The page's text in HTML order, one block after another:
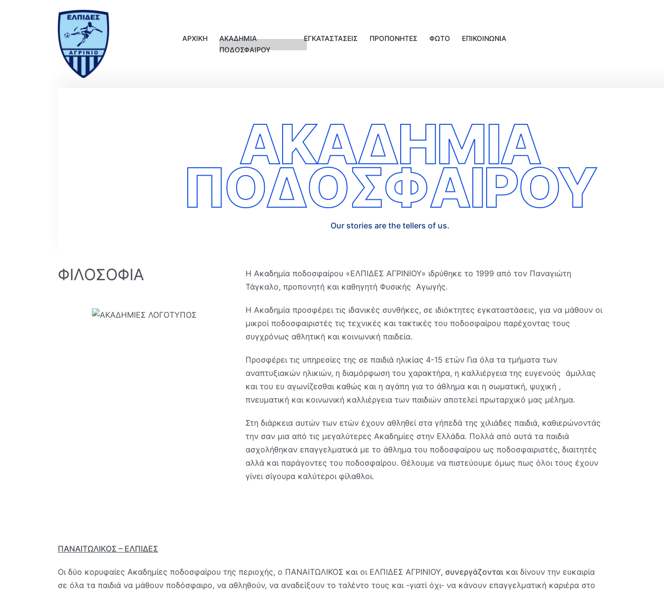
ΑΡΧΙΚΗ
ΑΚΑΔΗΜΙΑ
ΠΟΔΟΣΦΑΙΡΟΥ
ΕΓΚΑΤΑΣΤΑΣΕΙΣ ΠΡΟΠΟΝΗΤΕΣ ΦΩΤΟ ΕΠΙΚΟΙΝΩΝΙΑ
ΑΚΑΔΗΜΙΑ
ΠΟΔΟΣΦΑΙΡΟΥ
Our stories are the tellers of us.
ΦΙΛΟΣΟΦΙΑ
Η Ακαδημία ποδοσφαίρου «ΕΛΠΙΔΕΣ ΑΓΡΙΝΙΟΥ» ιδρύθηκε το 1999 από τον Παναγιώτη
Τάγκαλο, προπονητή και καθηγητή Φυσικής Αγωγής.
Η Ακαδημία προσφέρει τις ιδανικές συνθήκες, σε ιδιόκτητες εγκαταστάσεις, για να μάθουν οι
μικροί ποδοσφαιριστές τις τεχνικές και τακτικές του ποδοσφαίρου παρέχοντας τους
συγχρόνως αθλητική και κοινωνική παιδεία.
Προσφέρει τις υπηρεσίες της σε παιδιά ηλικίας 4-15 ετών Για όλα τα τμήματα των
αναπτυξιακών ηλικιών, η διαμόρφωση του χαρακτήρα, η καλλιέργεια της ευγενούς άμιλλας
και του ευ αγωνίζεσθαι καθώς και η αγάπη για το άθλημα και η σωματική, ψυχική ,
πνευματική και κοινωνική καλλιέργεια των παιδιών αποτελεί πρωταρχικό μας μέλημα.
Στη διάρκεια αυτών των ετών έχουν αθληθεί στα γήπεδά της χιλιάδες παιδιά, καθιερώνοντάς
την σαν μια από τις μεγαλύτερες Ακαδημίες στην Ελλάδα. Πολλά από αυτά τα παιδιά
ασχολήθηκαν επαγγελματικά με το άθλημα του ποδοσφαίρου ως ποδοσφαιριστές, διαιτητές
αλλά και παράγοντες του ποδοσφαίρου. Θέλουμε να πιστεύουμε όμως πως όλοι τους έχουν
γίνει σίγουρα καλύτεροι φίλαθλοι.
ΠΑΝΑΙΤΩΛΙΚΟΣ – ΕΛΠΙΔΕΣ
Οι δύο κορυφαίες Ακαδημίες ποδοσφαίρου της περιοχής, ο ΠΑΝΑΙΤΩΛΙΚΟΣ και οι ΕΛΠΙΔΕΣ ΑΓΡΙΝΙΟΥ, συνεργάζονται και δίνουν την ευκαιρία
σε όλα τα παιδιά να μάθουν ποδόσφαιρο, να αθληθούν, να αναδείξουν το ταλέντο τους και -γιατί όχι- να κάνουν επαγγελματική καριέρα στο